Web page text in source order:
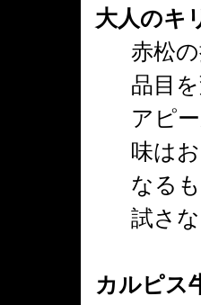
大人のキ
赤松
品目
アピー
味は
なる
試さ
カルピス